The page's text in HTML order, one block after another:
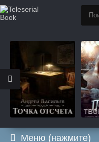
Меню (нажмите)